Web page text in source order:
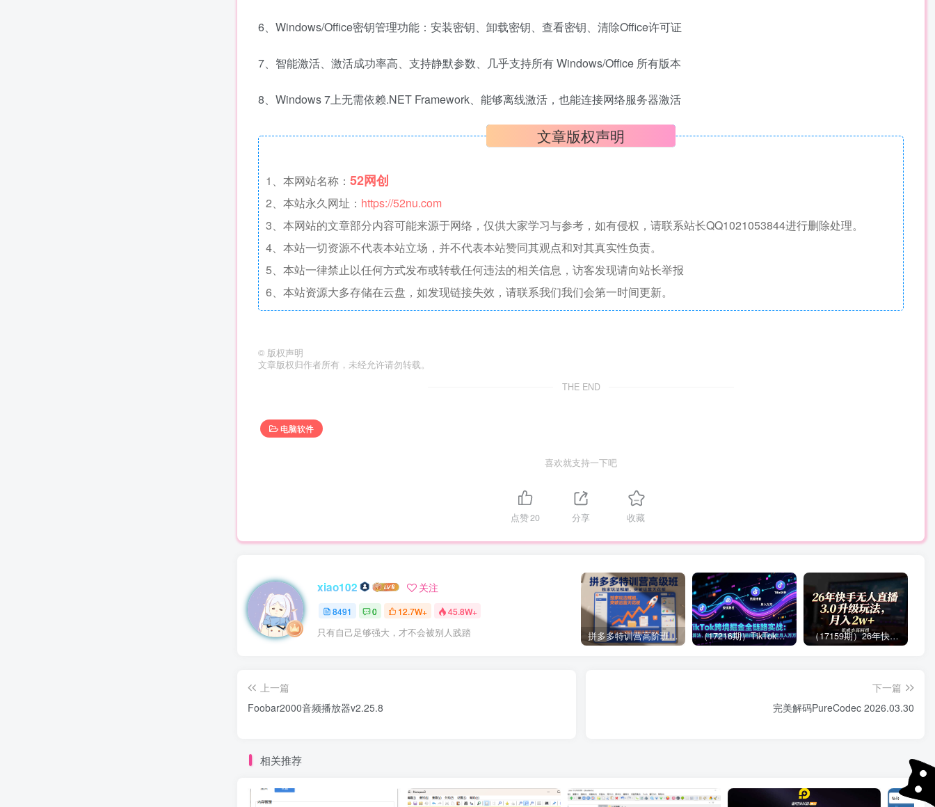
6、Windows/Office密钥管理功能：安装密钥、卸载密钥、查看密钥、清除Office许可证
7、智能激活、激活成功率高、支持静默参数、几乎支持所有 Windows/Office 所有版本
8、Windows 7上无需依赖.NET Framework、能够离线激活，也能连接网络服务器激活
文章版权声明
1、本网站名称： 52网创
2、本站永久网址： https://52nu.com
3、本网站的文章部分内容可能来源于网络，仅供大家学习与参考，如有侵权，请联系站长QQ1021053844进行删除处理。
4、本站一切资源不代表本站立场，并不代表本站赞同其观点和对其真实性负责。
5、本站一律禁止以任何方式发布或转载任何违法的相关信息，访客发现请向站长举报
6、本站资源大多存储在云盘，如发现链接失效，请联系我们我们会第一时间更新。
© 版权声明
文章版权归作者所有，未经允许请勿转载。
THE END
电脑软件
喜欢就支持一下吧
点赞20 分享 收藏
xiao102 关注
8491 0 12.7W+ 45.8W+
只有自己足够强大，才不会被别人践踏 拼多多特训营高阶班，独家玩法赋能，突破运营天花板（更新26年1月） （17216期）TikTok跨境掘金全链路实战：从算法、选品到团队管理，打通闭环，实现稳定月入万刀 （17159期）26年快手无人直播3.0升级玩法，低成本高回报，月入2w+
上一篇
Foobar2000音频播放器v2.25.8
下一篇
完美解码PureCodec 2026.03.30
相关推荐